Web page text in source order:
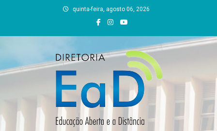
quinta-feira, agosto 06, 2026